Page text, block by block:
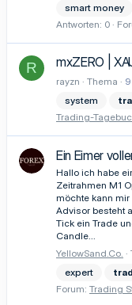
smart money
Antworten: 0
R mxZERO |
rayzn Thema
system
Trading-
Ein Eimer
Hallo ich habe
Zeitrahmen M1
möchte kann
Advisor besteht
Tick ein Trade
Candle...
YellowSand.Co.
expert
Forum: Trading